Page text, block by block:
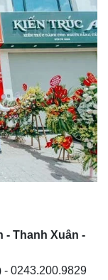
- Thanh Xuân -
- 0243.200.9829